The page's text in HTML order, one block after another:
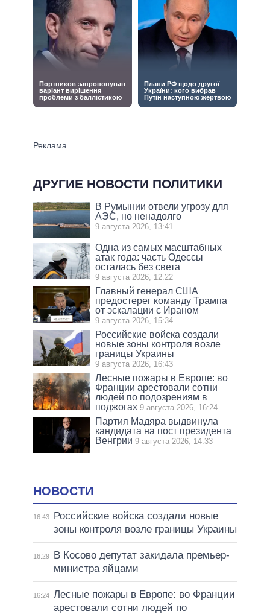
ДРУГИЕ НОВОСТИ ПОЛИТИКИ
В Румынии отвели угрозу для
АЭС, но ненадолго
9 августа 2026, 13:41
Одна из самых масштабных
атак года: часть Одессы
осталась без света
9 августа 2026, 12:22
Главный генерал США
предостерег команду Трампа
от эскалации с Ираном
9 августа 2026, 15:34
Российские войска создали
новые зоны контроля возле
границы Украины
9 августа 2026, 16:43
Лесные пожары в Европе: во
Франции арестовали сотни
людей по подозрениям в
поджогах 9 августа 2026, 16:24
Партия Мадяра выдвинула
кандидата на пост президента
Венгрии 9 августа 2026, 14:33
НОВОСТИ
16:43
Российские войска создали новые
зоны контроля возле границы Украины
16:29
В Косово депутат закидала премьер-
министра яйцами
16:24 Лесные пожары в Европе: во Франции
арестовали сотни людей по